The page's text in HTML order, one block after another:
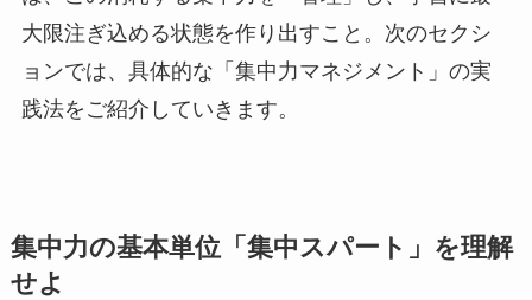
大限注ぎ込める状態を作り出すこと。次のセクシ
ョンでは、具体的な「集中力マネジメント」の実
践法をご紹介していきます。
集中力の基本単位「集中スパート」を理解
せよ